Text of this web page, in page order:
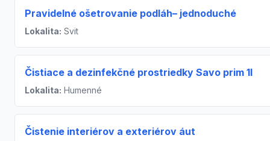
Pravidelné ošetrovanie podláh– jednoduché
Lokalita: Svit
Čistiace a dezinfekčné prostriedky Savo prim 1l
Lokalita: Humenné
Čistenie interiérov a exteriérov áut